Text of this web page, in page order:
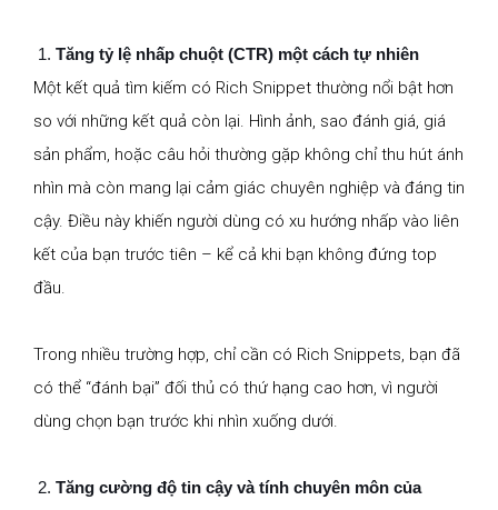
Tăng tỷ lệ nhấp chuột (CTR) một cách tự nhiên
Một kết quả tìm kiếm có Rich Snippet thường nổi bật hơn
so với những kết quả còn lại. Hình ảnh, sao đánh giá, giá
sản phẩm, hoặc câu hỏi thường gặp không chỉ thu hút ánh
nhìn mà còn mang lại cảm giác chuyên nghiệp và đáng tin
cậy. Điều này khiến người dùng có xu hướng nhấp vào liên
kết của bạn trước tiên – kể cả khi bạn không đứng top
đầu.
Trong nhiều trường hợp, chỉ cần có Rich Snippets, bạn đã
có thể “đánh bại” đối thủ có thứ hạng cao hơn, vì người
dùng chọn bạn trước khi nhìn xuống dưới.
Tăng cường độ tin cậy và tính chuyên môn của